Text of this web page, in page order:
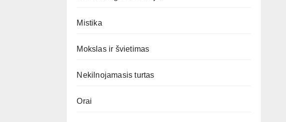
Mistika
Mokslas ir švietimas
Nekilnojamasis turtas
Orai